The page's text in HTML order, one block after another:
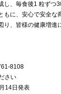
し、毎食後1 粒ずつ
もに、安心で安全な
、皆様の健康増進
8108
さい
14日発表